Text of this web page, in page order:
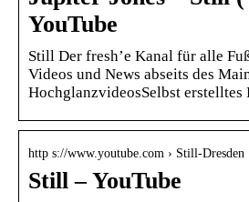
YouTube
Still Der fresh’e Kanal für alle
Videos und News abseits des
HochglanzvideosSelbst
http s://www.youtube.com › Still-Dresden
Still – YouTube